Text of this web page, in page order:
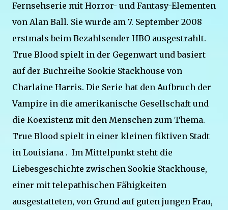
Fernsehserie mit Horror- und Fantasy-Elementen
von Alan Ball. Sie wurde am 7. September 2008
erstmals beim Bezahlsender HBO ausgestrahlt.
True Blood spielt in der Gegenwart und basiert
auf der Buchreihe Sookie Stackhouse von
Charlaine Harris. Die Serie hat den Aufbruch der
Vampire in die amerikanische Gesellschaft und
die Koexistenz mit den Menschen zum Thema.
True Blood spielt in einer kleinen fiktiven Stadt
in Louisiana . Im Mittelpunkt steht die
Liebesgeschichte zwischen Sookie Stackhouse,
einer mit telepathischen Fähigkeiten
ausgestatteten, von Grund auf guten jungen Frau,